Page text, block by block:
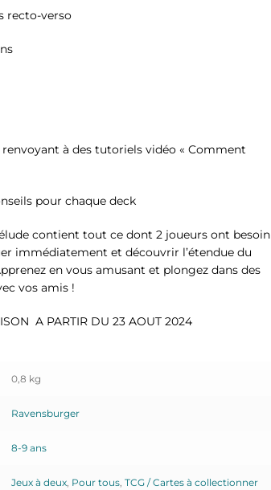
recto-verso
renvoyant à des tutoriels vidéo « Comment
pour chaque deck
contient tout ce dont 2 joueurs ont besoin
immédiatement et découvrir l’étendue du
en vous amusant et plongez dans des
vos amis !
A PARTIR DU 23 AOUT 2024
0,8 kg
Ravensburger
8-9 ans
Jeux à deux, Pour tous, TCG / Cartes à collectionner